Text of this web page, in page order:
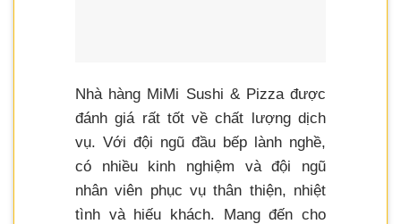
Nhà hàng MiMi Sushi & Pizza được
đánh giá rất tốt về chất lượng dịch
vụ. Với đội ngũ đầu bếp lành nghề,
có nhiều kinh nghiệm và đội ngũ
nhân viên phục vụ thân thiện, nhiệt
tình và hiếu khách. Mang đến cho